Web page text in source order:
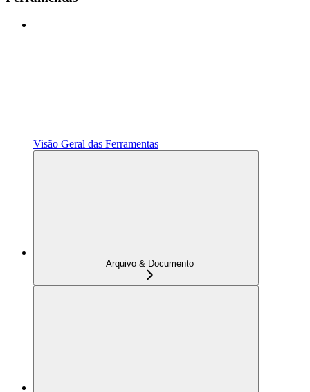
Visão Geral das Ferramentas
Arquivo & Documento